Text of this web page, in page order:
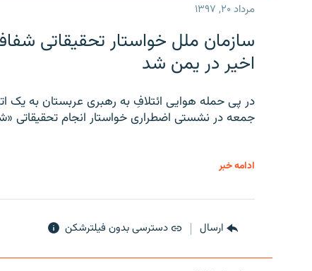
مرداد ۲۰, ۱۳۹۷
سازمان ملل خواستار تحقیقاتی
اخیر در یمن شد
در پی حمله هوایی ائتلافِ به رهبری عربستان به
جمعه در نشستی اضطراری خواستار انجام تحقیقاتی
ادامه خبر
ارسال دسترسی بدون فیلترشکن